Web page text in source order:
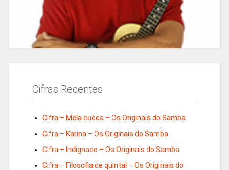
Cifras Recentes
Cifra – Mela cuéca – Os Originais do Samba
Cifra – Karina – Os Originais do Samba
Cifra – Indignado – Os Originais do Samba
Cifra – Filosofia de quintal – Os Originais do